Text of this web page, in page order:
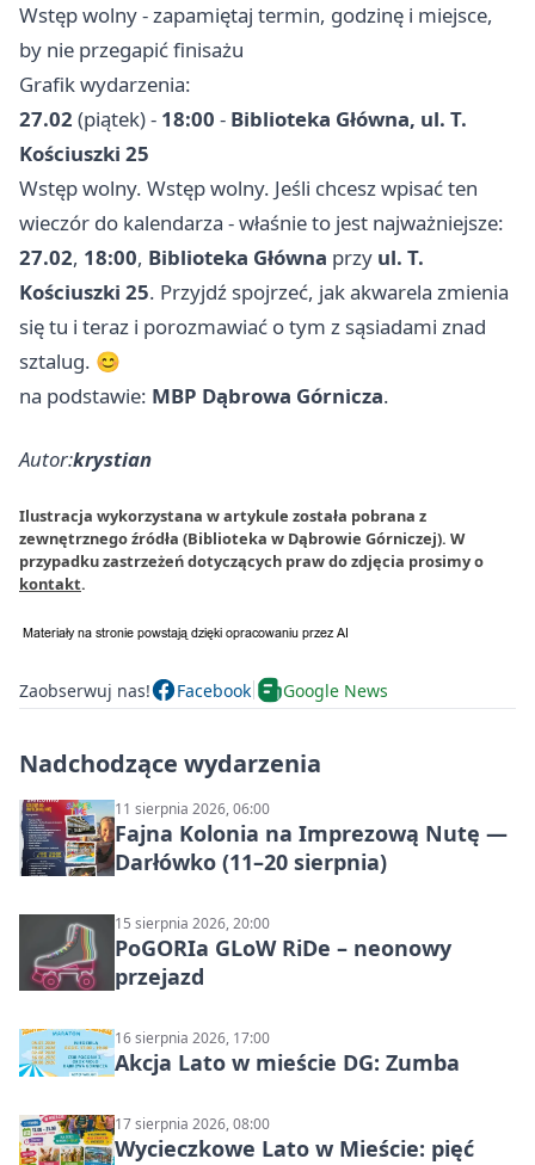
Wstęp wolny - zapamiętaj termin, godzinę i miejsce,
by nie przegapić finisażu
Grafik wydarzenia:
27.02 (piątek) - 18:00 - Biblioteka Główna, ul. T.
Kościuszki 25
Wstęp wolny. Wstęp wolny. Jeśli chcesz wpisać ten
wieczór do kalendarza - właśnie to jest najważniejsze:
27.02, 18:00, Biblioteka Główna przy ul. T.
Kościuszki 25. Przyjdź spojrzeć, jak akwarela zmienia
się tu i teraz i porozmawiać o tym z sąsiadami znad
sztalug. 😊
na podstawie: MBP Dąbrowa Górnicza.
Autor:krystian
Ilustracja wykorzystana w artykule została pobrana z
zewnętrznego źródła (Biblioteka w Dąbrowie Górniczej). W
przypadku zastrzeżeń dotyczących praw do zdjęcia prosimy o
kontakt.
Zaobserwuj nas! Facebook Google News
Nadchodzące wydarzenia
11 sierpnia 2026, 06:00
Fajna Kolonia na Imprezową Nutę —
Darłówko (11–20 sierpnia)
15 sierpnia 2026, 20:00
PoGORIa GLoW RiDe – neonowy
przejazd
16 sierpnia 2026, 17:00
Akcja Lato w mieście DG: Zumba
17 sierpnia 2026, 08:00
Wycieczkowe Lato w Mieście: pięć